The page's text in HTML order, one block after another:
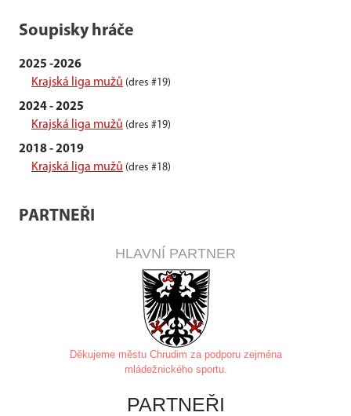
Soupisky hráče
2025 -2026
Krajská liga mužů (dres #19)
2024 - 2025
Krajská liga mužů (dres #19)
2018 - 2019
Krajská liga mužů (dres #18)
PARTNEŘI
HLAVNÍ PARTNER
Děkujeme městu Chrudim za podporu zejména
mládežnického sportu.
PARTNEŘI